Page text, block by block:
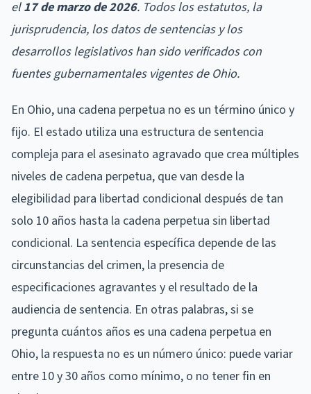
el17 de marzo de 2026. Todos los estatutos, la
jurisprudencia, los datos de sentencias y los
desarrollos legislativos han sido verificados con
fuentes gubernamentales vigentes de Ohio.
En Ohio, una cadena perpetua no es un término único y
fijo. El estado utiliza una estructura de sentencia
compleja para el asesinato agravado que crea múltiples
niveles de cadena perpetua, que van desde la
elegibilidad para libertad condicional después de tan
solo 10 años hasta la cadena perpetua sin libertad
condicional. La sentencia específica depende de las
circunstancias del crimen, la presencia de
especificaciones agravantes y el resultado de la
audiencia de sentencia. En otras palabras, si se
pregunta cuántos años es una cadena perpetua en
Ohio, la respuesta no es un número único: puede variar
entre 10 y 30 años como mínimo, o no tener fin en